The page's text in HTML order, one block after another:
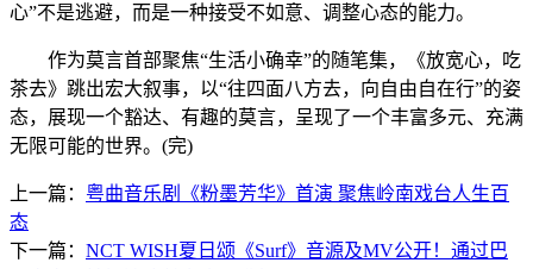
心”不是逃避，而是一种接受不如意、调整心态的能力。
作为莫言首部聚焦“生活小确幸”的随笔集，《放宽心，吃
茶去》跳出宏大叙事，以“往四面八方去，向自由自在行”的姿
态，展现一个豁达、有趣的莫言，呈现了一个丰富多元、充满
无限可能的世界。(完)
上一篇： 粤曲音乐剧《粉墨芳华》首演 聚焦岭南戏台人生百
态
下一篇： NCT WISH夏日颂《Surf》音源及MV公开！通过巴